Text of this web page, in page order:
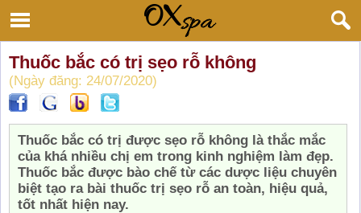
Thuốc bắc có trị sẹo rỗ không
(Ngày đăng: 24/07/2020)
Thuốc bắc có trị được sẹo rỗ không là thắc mắc
của khá nhiều chị em trong kinh nghiệm làm đẹp.
Thuốc bắc được bào chế từ các dược liệu chuyên
biệt tạo ra bài thuốc trị sẹo rỗ an toàn, hiệu quả,
tốt nhất hiện nay.